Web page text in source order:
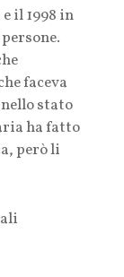
il 1998 in
faceva
stato
ha fatto
però li